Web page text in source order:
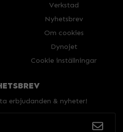
Verkstad
Nyhetsbrev
Om cookies
Dynojet
Cookie inställningar
erbjudanden & nyheter!